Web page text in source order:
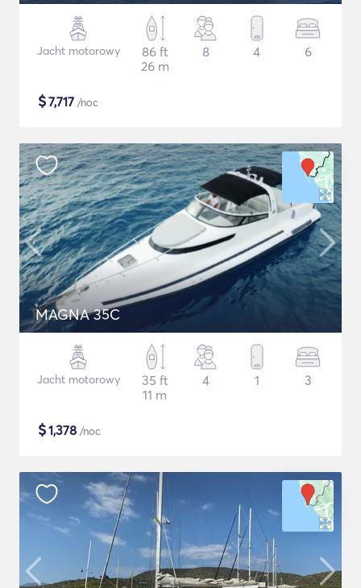
Jacht motorowy
86 ft
26 m
8 4 6
$7,717 /noc
MAGNA 35C
Jacht motorowy
35 ft
11 m
4 1 3
$1,378 /noc